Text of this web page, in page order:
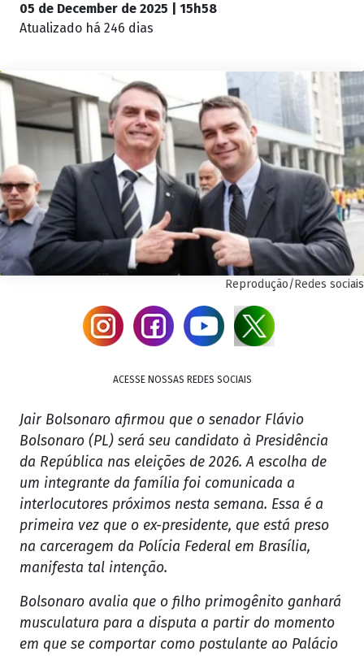
05 de December de 2025 | 15h58
Atualizado há 246 dias
Reprodução/Redes sociais
ACESSE NOSSAS REDES SOCIAIS
Jair Bolsonaro afirmou que o senador Flávio
Bolsonaro (PL) será seu candidato à Presidência
da República nas eleições de 2026. A escolha de
um integrante da família foi comunicada a
interlocutores próximos nesta semana. Essa é a
primeira vez que o ex-presidente, que está preso
na carceragem da Polícia Federal em Brasília,
manifesta tal intenção.
Bolsonaro avalia que o filho primogênito ganhará
musculatura para a disputa a partir do momento
em que se comportar como postulante ao Palácio